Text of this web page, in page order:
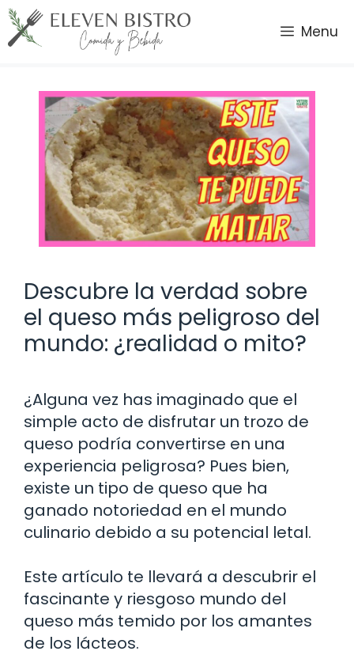
Saltar
al
contenido
Menu
Descubre la verdad sobre
el queso más peligroso del
mundo: ¿realidad o mito?
¿Alguna vez has imaginado que el
simple acto de disfrutar un trozo de
queso podría convertirse en una
experiencia peligrosa? Pues bien,
existe un tipo de queso que ha
ganado notoriedad en el mundo
culinario debido a su potencial letal.
Este artículo te llevará a descubrir el
fascinante y riesgoso mundo del
queso más temido por los amantes
de los lácteos.